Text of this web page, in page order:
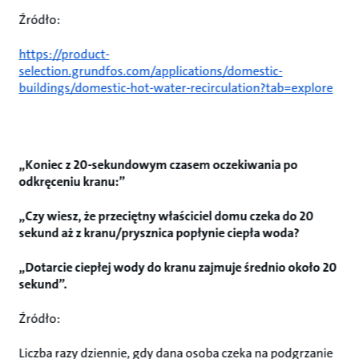
Źródło:
https://product-
selection.grundfos.com/applications/domestic-
buildings/domestic-hot-water-recirculation?tab=explore
„Koniec z 20-sekundowym czasem oczekiwania po
odkręceniu kranu:”
„Czy wiesz, że przeciętny właściciel domu czeka do 20
sekund aż z kranu/prysznica popłynie ciepła woda?
„Dotarcie ciepłej wody do kranu zajmuje średnio około 20
sekund”.
Źródło:
Liczba razy dziennie, gdy dana osoba czeka na podgrzanie